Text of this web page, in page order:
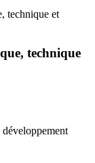
technique et
technique